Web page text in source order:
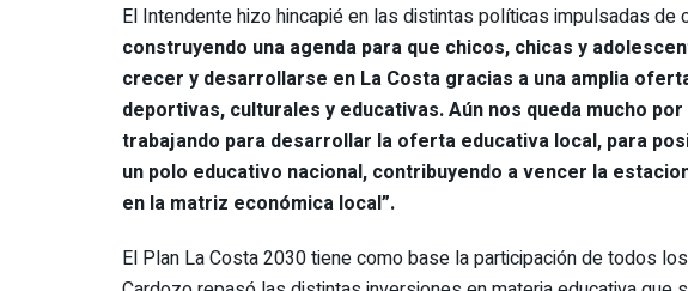
El Intendente hizo hincapié en las distintas políticas impulsadas de
construyendo una agenda para que chicos, chicas y
crecer y desarrollarse en La Costa gracias a una amplia
deportivas, culturales y educativas. Aún nos queda mucho
trabajando para desarrollar la oferta educativa local, para
un polo educativo nacional, contribuyendo a vencer la
en la matriz económica local”.
El Plan La Costa 2030 tiene como base la participación de todos